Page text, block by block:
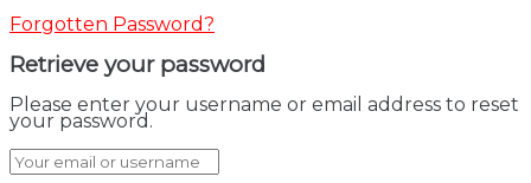
Forgotten Password?
Retrieve your password
Please enter your username or email address to reset
your password.